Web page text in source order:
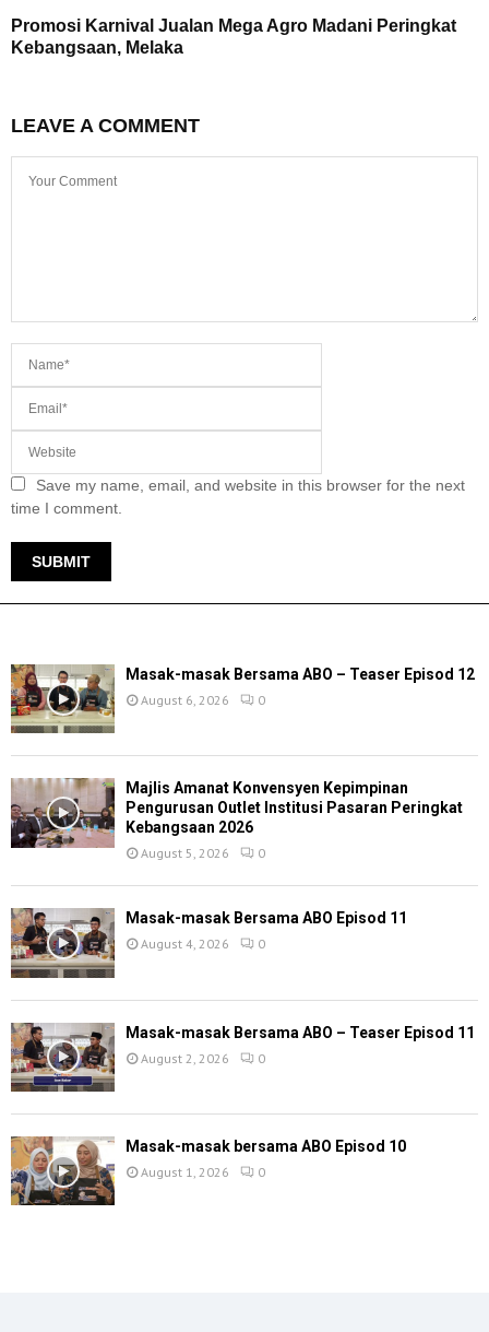
Promosi Karnival Jualan Mega Agro Madani Peringkat
Kebangsaan, Melaka
LEAVE A COMMENT
Save my name, email, and website in this browser for the next
time I comment.
Masak-masak Bersama ABO – Teaser Episod 12
August 6, 2026 0
Majlis Amanat Konvensyen Kepimpinan
Pengurusan Outlet Institusi Pasaran Peringkat
Kebangsaan 2026
August 5, 2026 0
Masak-masak Bersama ABO Episod 11
August 4, 2026 0
Masak-masak Bersama ABO – Teaser Episod 11
August 2, 2026 0
Masak-masak bersama ABO Episod 10
August 1, 2026 0